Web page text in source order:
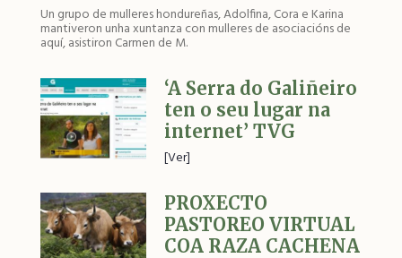
Un grupo de mulleres hondureñas, Adolfina, Cora e Karina
mantiveron unha xuntanza con mulleres de asociacións de
aquí, asistiron Carmen de M.
‘A Serra do Galiñeiro
ten o seu lugar na
internet’ TVG
[Ver]
PROXECTO
PASTOREO VIRTUAL
COA RAZA CACHENA